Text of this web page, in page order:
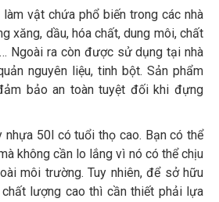
vật chứa phổ biến trong các nhà
xăng, dầu, hóa chất, dung môi, chất
Ngoài ra còn được sử dụng tại nhà
nguyên liệu, tinh bột. Sản phẩm
bảo an toàn tuyệt đối khi đựng
nhựa 50l có tuổi thọ cao. Bạn có thể
không cần lo lắng vì nó có thể chịu
môi trường. Tuy nhiên, để sở hữu
lượng cao thì cần thiết phải lựa